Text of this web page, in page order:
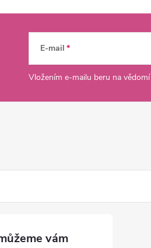
E-mail
Vložením e-mailu beru na vědomí